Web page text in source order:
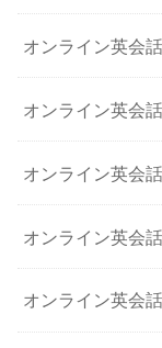
オンライン英会
オンライン英会
オンライン英会
オンライン英会
オンライン英会